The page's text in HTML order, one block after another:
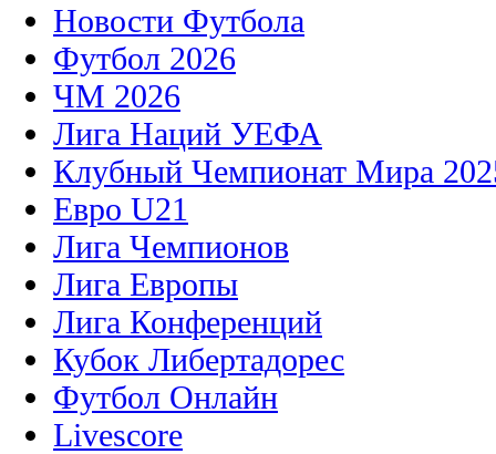
Новости Футбола
Футбол 2026
ЧМ 2026
Лига Наций УЕФА
Клубный Чемпионат Мира
Евро U21
Лига Чемпионов
Лига Европы
Лига Конференций
Кубок Либертадорес
Футбол Онлайн
Livescore